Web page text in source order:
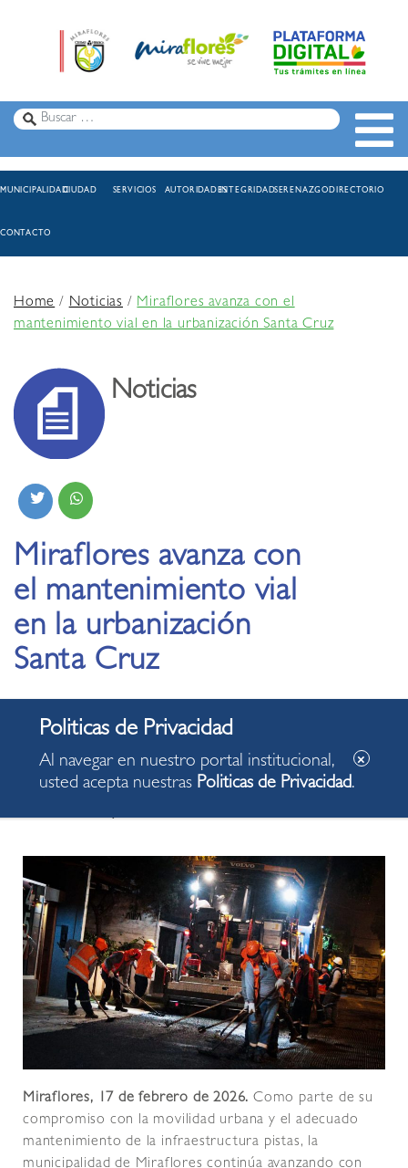
MUNICIPALIDADCIUDAD SERVICIOS AUTORIDADESINTEGRIDADSERENAZGODIRECTORIO
CONTACTO
Home/Noticias /Miraflores avanza con el
mantenimiento vial en la urbanización Santa Cruz
Noticias
Miraflores avanza con
el mantenimiento vial
en la urbanización
Santa Cruz
17.02.2026
Continúa intervención en la Zona 1 para
optimizar las pistas y mejorar el tránsito de
Miraflores, 17 de febrero de 2026. Como parte de su
compromiso con la movilidad urbana y el adecuado
mantenimiento de la infraestructura pistas, la
municipalidad de Miraflores continúa avanzando con
Al navegar en nuestro portal institucional,
usted acepta nuestras Politicas de Privacidad.